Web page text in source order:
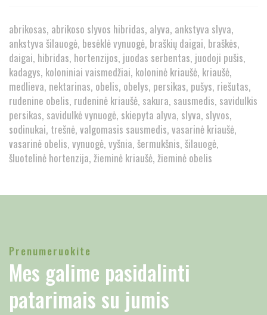
abrikosas abrikoso slyvos hibridas alyva ankstyva slyva
ankstyva šilauogė besėklė vynuogė braškių daigai braškės
daigai hibridas hortenzijos juodas serbentas juodoji pušis
kadagys koloniniai vaismedžiai koloninė kriaušė kriaušė
medlieva nektarinas obelis obelys persikas pušys riešutas
rudenine obelis rudeninė kriaušė sakura sausmedis savidulkis
persikas savidulkė vynuogė skiepyta alyva slyva slyvos
sodinukai trešnė valgomasis sausmedis vasarinė kriaušė
vasarinė obelis vynuogė vyšnia šermukšnis šilauogė
šluotelinė hortenzija žieminė kriaušė žieminė obelis
Prenumeruokite
Mes galime pasidalinti
patarimais su jumis